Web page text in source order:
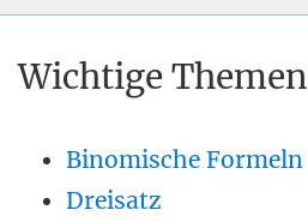
Wichtige Themen
Binomische Formeln
Dreisatz